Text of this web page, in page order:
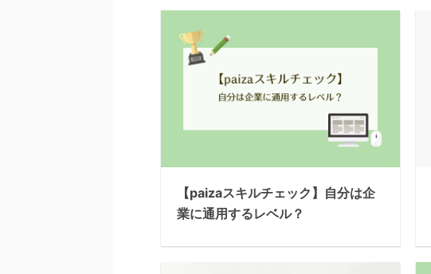
【paizaスキルチェック】自分は企
業に通用するレベル？